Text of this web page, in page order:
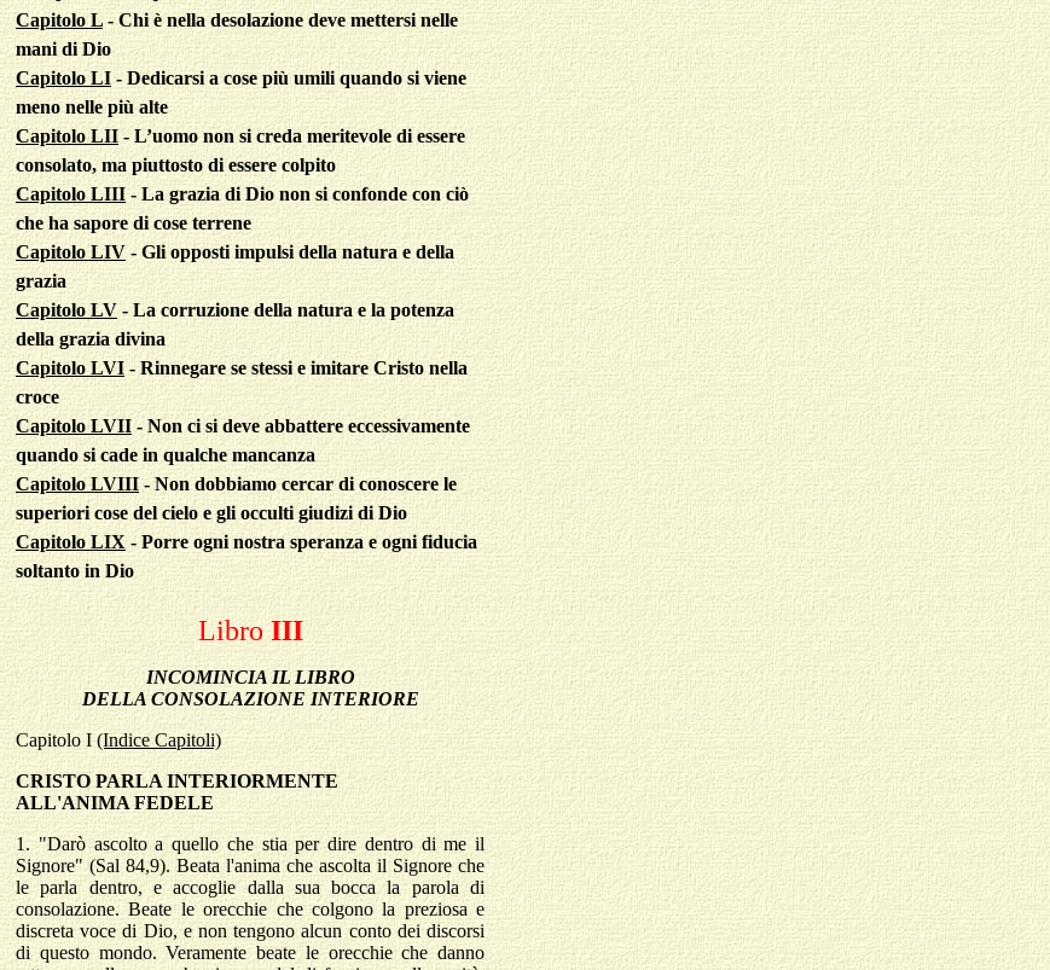
Capitolo L- Chi è nella desolazione deve mettersi nelle
mani di Dio
Capitolo LI - Dedicarsi a cose più umili quando si viene
meno nelle più alte
Capitolo LII - L’uomo non si creda meritevole di essere
consolato, ma piuttosto di essere colpito
Capitolo LIII- La grazia di Dio non si confonde con ciò
che ha sapore di cose terrene
Capitolo LIV - Gli opposti impulsi della natura e della
grazia
Capitolo LV - La corruzione della natura e la potenza
della grazia divina
Capitolo LVI - Rinnegare se stessi e imitare Cristo nella
croce
Capitolo LVII- Non ci si deve abbattere eccessivamente
quando si cade in qualche mancanza
Capitolo LVIII - Non dobbiamo cercar di conoscere le
superiori cose del cielo e gli occulti giudizi di Dio
Capitolo LIX - Porre ogni nostra speranza e ogni fiducia
soltanto in Dio
Libro III
INCOMINCIA IL LIBRO
DELLA CONSOLAZIONE INTERIORE
CapitoloI(Indice Capitoli)
CRISTO PARLA INTERIORMENTE
ALL'ANIMA FEDELE
1."Darò ascolto a quello che stia per dire dentro di me il
Signore" (Sal 84,9). Beata l'anima che ascolta il Signore che
le parla dentro, e accoglie dalla sua bocca la parola di
consolazione. Beate le orecchie che colgono la preziosa e
discreta voce di Dio, e non tengono alcun conto dei discorsi
di questo mondo. Veramente beate le orecchie che danno